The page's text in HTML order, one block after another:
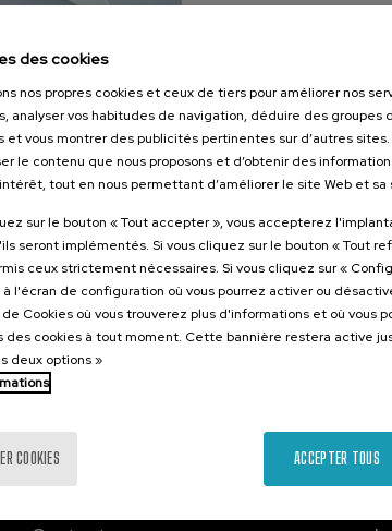
hizkuntza IX:
osasuna
... DE 12 €
Dernières
places
Gratuit
Date
passée
Liste
d'attente
Période
d'inscription
terminée
des cookies
nos propres cookies et ceux de tiers pour améliorer nos
analyser vos habitudes de navigation, déduire des groupes
et vous montrer des publicités pertinentes sur d’autres
le contenu que nous proposons et d’obtenir des
tout en nous permettant d’améliorer le site Web et sa
sur le bouton « Tout accepter », vous accepterez
seront implémentés. Si vous cliquez sur le bouton « Tout
ceux strictement nécessaires. Si vous cliquez sur «
l'écran de configuration où vous pourrez activer ou
Cookies où vous trouverez plus d'informations et où vous
des cookies à tout moment. Cette bannière restera active
deux options »
COOKIES ACCEPTER TOUS